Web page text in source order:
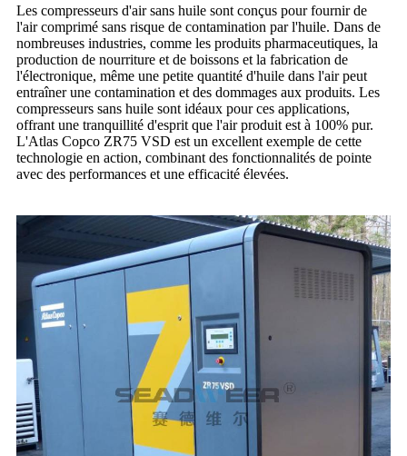
Les compresseurs d'air sans huile sont conçus pour fournir de
l'air comprimé sans risque de contamination par l'huile. Dans de
nombreuses industries, comme les produits pharmaceutiques, la
production de nourriture et de boissons et la fabrication de
l'électronique, même une petite quantité d'huile dans l'air peut
entraîner une contamination et des dommages aux produits. Les
compresseurs sans huile sont idéaux pour ces applications,
offrant une tranquillité d'esprit que l'air produit est à 100% pur.
L'Atlas Copco ZR75 VSD est un excellent exemple de cette
technologie en action, combinant des fonctionnalités de pointe
avec des performances et une efficacité élevées.